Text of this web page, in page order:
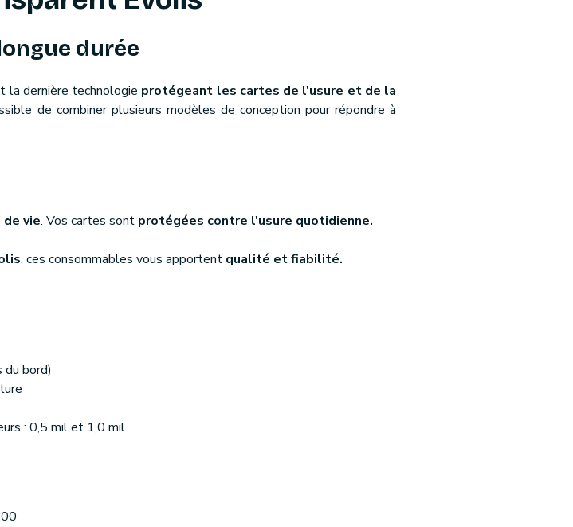
durée
la dernière technologie protégeant les cartes de l'usure et de la
de combiner plusieurs modèles de conception pour répondre à
vie. Vos cartes sont protégées contre l'usure quotidienne.
, ces consommables vous apportent qualité et fiabilité.
bord)
: 0,5 mil et 1,0 mil